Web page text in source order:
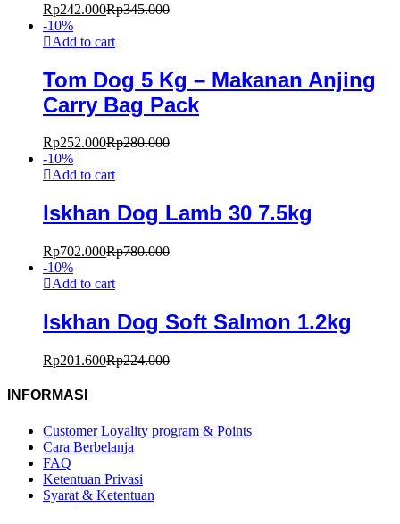
Rp242.000Rp345.000
-10%
Add to cart
Tom Dog 5 Kg – Makanan Anjing
Carry Bag Pack
Rp252.000Rp280.000
-10%
Add to cart
Iskhan Dog Lamb 30 7.5kg
Rp702.000Rp780.000
-10%
Add to cart
Iskhan Dog Soft Salmon 1.2kg
Rp201.600Rp224.000
INFORMASI
Customer Loyality program & Points
Cara Berbelanja
FAQ
Ketentuan Privasi
Syarat & Ketentuan